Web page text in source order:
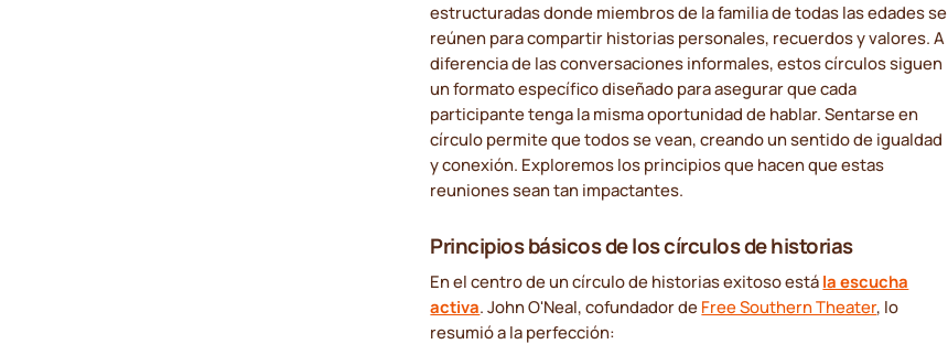
estructuradas donde miembros de la familia de todas las edades se
reúnen para compartir historias personales, recuerdos y valores. A
diferencia de las conversaciones informales, estos círculos siguen
un formato específico diseñado para asegurar que cada
participante tenga la misma oportunidad de hablar. Sentarse en
círculo permite que todos se vean, creando un sentido de igualdad
y conexión. Exploremos los principios que hacen que estas
reuniones sean tan impactantes.
Principios básicos de los círculos de historias
En el centro de un círculo de historias exitoso está la escucha
activa. John O'Neal, cofundador de Free Southern Theater, lo
resumió a la perfección: